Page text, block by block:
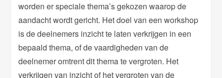
worden er speciale thema’s gekozen waarop de
aandacht wordt gericht. Het doel van een workshop
is de deelnemers inzicht te laten verkrijgen in een
bepaald thema, of de vaardigheden van de
deelnemer omtrent dit thema te vergroten. Het
verkrijgen van inzicht of het vergroten van de